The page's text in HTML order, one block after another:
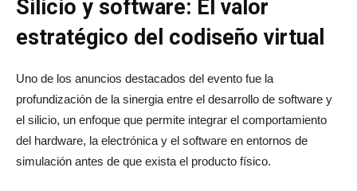
Silicio y software: El valor
estratégico del codiseño virtual
Uno de los anuncios destacados del evento fue la
profundización de la sinergia entre el desarrollo de software y
el silicio, un enfoque que permite integrar el comportamiento
del hardware, la electrónica y el software en entornos de
simulación antes de que exista el producto físico.